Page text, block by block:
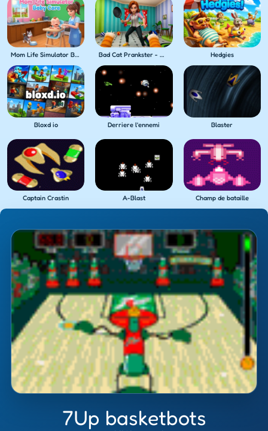
7Up basketbots
Mom Life Simulator Baby Care Bad Cat Prankster - Mom's Return Hedgies
Bloxd io Derriere l'ennemi Blaster
Captain Crastin A-Blast Champ de bataille